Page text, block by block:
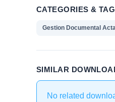
CATEGORIES &
Gestion Documental
SIMILAR
No related